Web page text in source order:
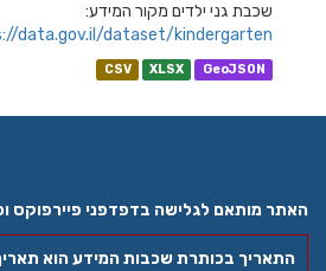
שכבת גני ילדים מקור המידע:
data.gov.il/dataset/kindergarten
CSV XLSX GeoJSON
האתר מותאם לגלישה בדפדפני פיירפוקס
התאריך בכותרת שכבות המידע הוא